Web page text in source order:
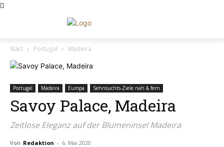
Start Portugal Madeira
Portugal Madeira Europa Sehnsuchts-Ziele nah & fern
Savoy Palace, Madeira
Zeitlose Eleganz auf der Blumeninsel Madeira
Von Redaktion - 6. Mai 2020